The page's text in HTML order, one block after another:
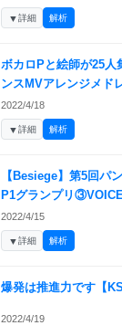
▼詳細 解析
ボカロPと絵師が25人
ンスMVアレンジメド
2022/4/18
▼詳細 解析
【Besiege】第5回パ
P1グランプリ
2022/4/15
▼詳細 解析
爆発は推進力です【
2022/4/19